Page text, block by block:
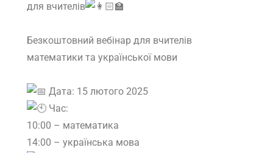
для вчителів
Безкоштовний вебінар для вчителів
математики та української мови
Дата: 15 лютого 2025
Час:
10:00 – математика
14:00 – українська мова